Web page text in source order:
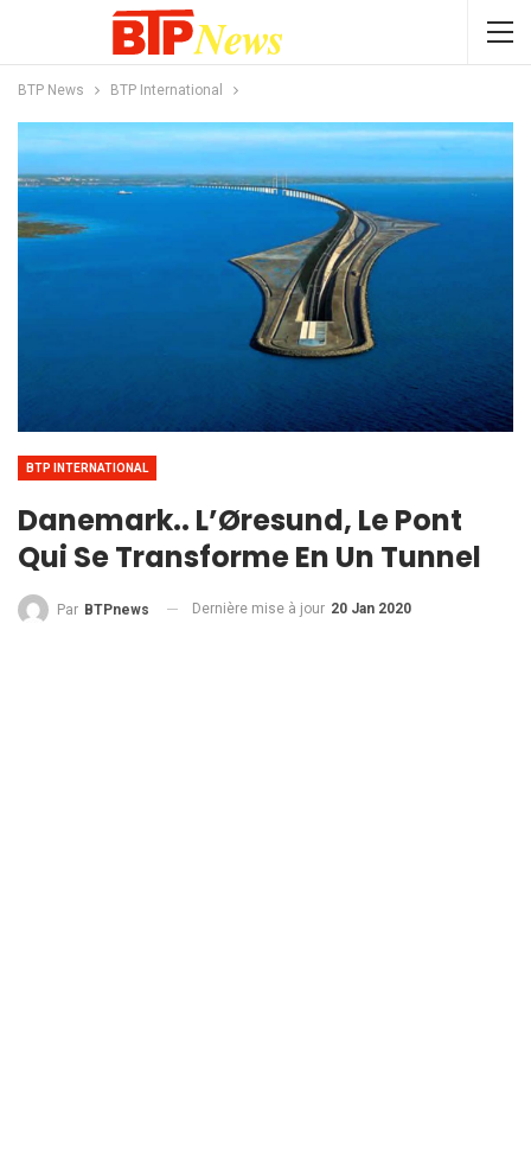
BTP News BTP International
BTP INTERNATIONAL
Danemark.. L’Øresund, Le Pont
Qui Se Transforme En Un Tunnel
Par BTPnews Dernière mise à jour 20 Jan 2020